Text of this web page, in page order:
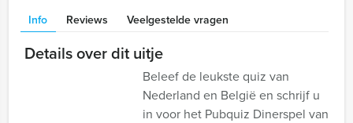
Info Reviews Veelgestelde vragen
Details over dit uitje
Beleef de leukste quiz van
Nederland en België en schrijf u
in voor het Pubquiz Dinerspel van